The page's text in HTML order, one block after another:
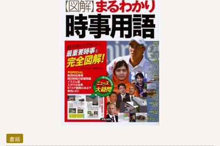
書籍